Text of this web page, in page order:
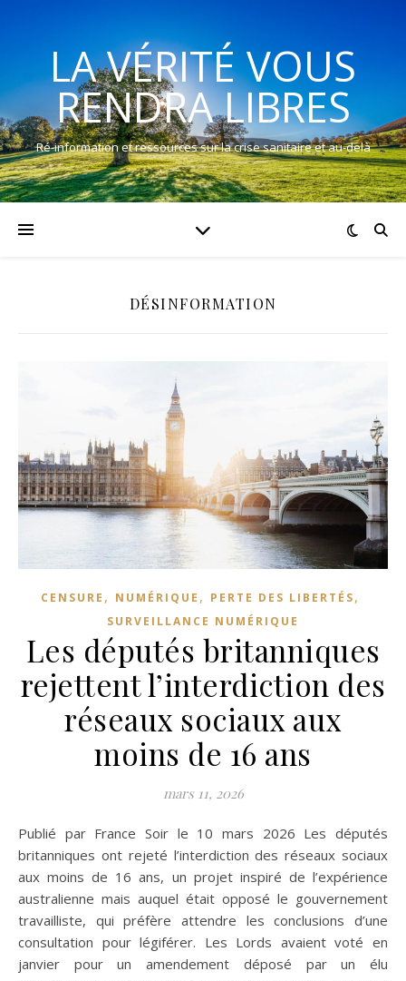
LA VÉRITÉ VOUS
RENDRA LIBRES
Ré-information et ressources sur la crise sanitaire et au-delà
DÉSINFORMATION
CENSURE , NUMÉRIQUE , PERTE DES LIBERTÉS,
SURVEILLANCE NUMÉRIQUE
Les députés britanniques
rejettent l’interdiction des
réseaux sociaux aux
moins de 16 ans
mars 11, 2026
Publié par France Soir le 10 mars 2026 Les députés
britanniques ont rejeté l’interdiction des réseaux sociaux
aux moins de 16 ans, un projet inspiré de l’expérience
australienne mais auquel était opposé le gouvernement
travailliste, qui préfère attendre les conclusions d’une
consultation pour légiférer. Les Lords avaient voté en
janvier pour un amendement déposé par un élu